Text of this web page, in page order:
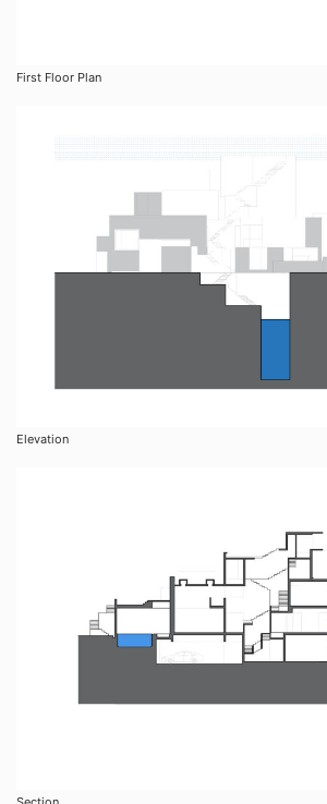
First Floor Plan
Elevation